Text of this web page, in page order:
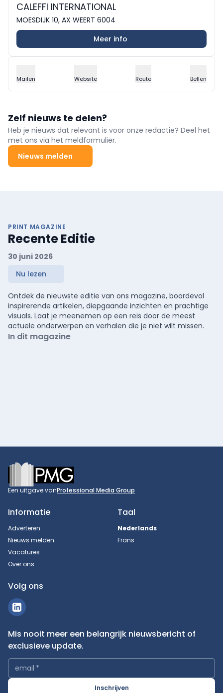
CALEFFI INTERNATIONAL
MOESDIJK 10, AX WEERT 6004
Meer info
Mailen Website Route Bellen
Zelf nieuws te delen?
Heb je nieuws dat relevant is voor onze redactie? Deel het
met ons via het meldformulier.
Nieuws melden
PRINT MAGAZINE
Recente Editie
30 juni 2026
Nu lezen
Ontdek de nieuwste editie van ons magazine, boordevol
inspirerende artikelen, diepgaande inzichten en prachtige
visuals. Laat je meenemen op een reis door de meest
actuele onderwerpen en verhalen die je niet wilt missen.
In dit magazine
Footer
Een uitgave vanProfessional Media Group
Informatie
Adverteren
Nieuws melden
Vacatures
Over ons
Taal
Nederlands
Frans
Volg ons
Mis nooit meer een belangrijk nieuwsbericht of
exclusieve update.
email *
Inschrijven